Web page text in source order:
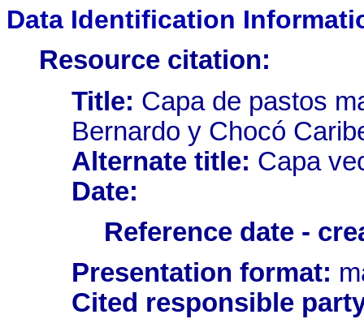
Data Identification
Resource citation:
Title: Capa de pastos
Bernardo y Chocó
Alternate title: Capa
Date:
Reference date -
Presentation format:
Cited responsible